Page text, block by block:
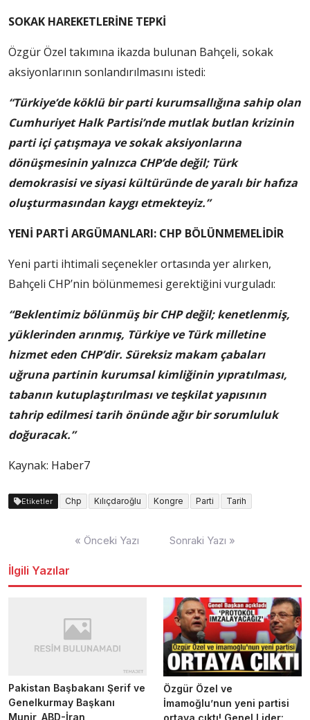
SOKAK HAREKETLERİNE TEPKİ
Özgür Özel takımına ikazda bulunan Bahçeli, sokak
aksiyonlarının sonlandırılmasını istedi:
“Türkiye’de köklü bir parti kurumsallığına sahip olan
Cumhuriyet Halk Partisi’nde mutlak butlan krizinin
parti içi çatışmaya ve sokak aksiyonlarına
dönüşmesinin yalnızca CHP’de değil; Türk
demokrasisi ve siyasi kültüründe de yaralı bir hafıza
oluşturmasından kaygı etmekteyiz.”
YENİ PARTİ ARGÜMANLARI: CHP BÖLÜNMEMELİDİR
Yeni parti ihtimali seçenekler ortasında yer alırken,
Bahçeli CHP’nin bölünmemesi gerektiğini vurguladı:
“Beklentimiz bölünmüş bir CHP değil; kenetlenmiş,
yüklerinden arınmış, Türkiye ve Türk milletine
hizmet eden CHP’dir. Süreksiz makam çabaları
uğruna partinin kurumsal kimliğinin yıpratılması,
tabanın kutuplaştırılması ve teşkilat yapısının
tahrip edilmesi tarih önünde ağır bir sorumluluk
doğuracak.”
Kaynak: Haber7
Etiketler Chp Kılıçdaroğlu Kongre Parti Tarih
« Önceki Yazı Sonraki Yazı »
İlgili Yazılar
Pakistan Başbakanı Şerif ve
Genelkurmay Başkanı
Munir, ABD-İran
Özgür Özel ve
İmamoğlu’nun yeni partisi
ortaya çıktı! Genel Lider: